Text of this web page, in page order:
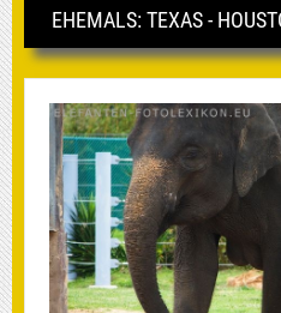
EHEMALS: TEXAS -